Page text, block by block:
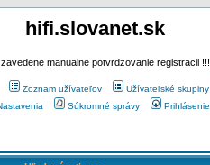
hifi.slovanet.sk
manualne potvrdzovanie registracii !!!
Zoznam užívateľov Užívateľské skupiny
Súkromné správy Prihlásenie